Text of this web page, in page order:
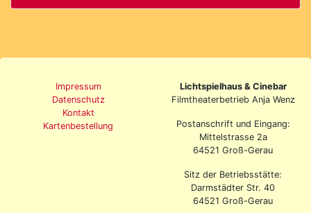
Impressum
Datenschutz
Kontakt
Kartenbestellung
Lichtspielhaus & Cinebar
Filmtheaterbetrieb Anja Wenz
Postanschrift und Eingang:
Mittelstrasse 2a
64521 Groß-Gerau
Sitz der Betriebsstätte:
Darmstädter Str. 40
64521 Groß-Gerau